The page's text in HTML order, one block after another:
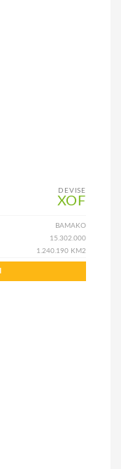
DEVISE
XOF
BAMAKO
15.302.000
1.240.190 KM2